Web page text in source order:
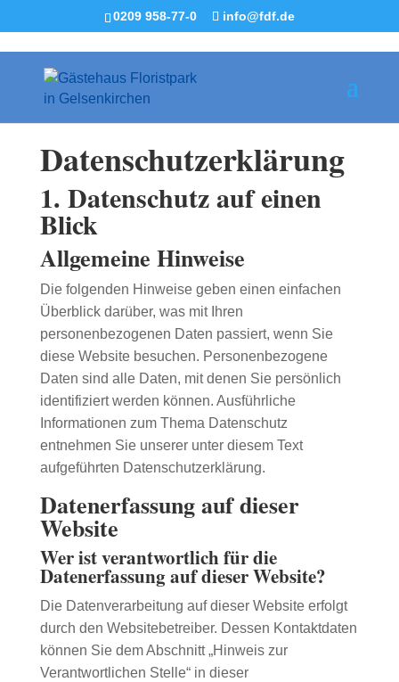
0209 958-77-0 info@fdf.de
Datenschutz­erklärung
1. Datenschutz auf einen
Blick
Allgemeine Hinweise
Die folgenden Hinweise geben einen einfachen
Überblick darüber, was mit Ihren
personenbezogenen Daten passiert, wenn Sie
diese Website besuchen. Personenbezogene
Daten sind alle Daten, mit denen Sie persönlich
identifiziert werden können. Ausführliche
Informationen zum Thema Datenschutz
entnehmen Sie unserer unter diesem Text
aufgeführten Datenschutzerklärung.
Datenerfassung auf dieser
Website
Wer ist verantwortlich für die
Datenerfassung auf dieser Website?
Die Datenverarbeitung auf dieser Website erfolgt
durch den Websitebetreiber. Dessen Kontaktdaten
können Sie dem Abschnitt „Hinweis zur
Verantwortlichen Stelle“ in dieser